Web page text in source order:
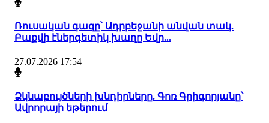
Ռուսական գազը՝ Ադրբեջանի անվան տակ.
Բաքվի էներգետիկ խաղը Եվր...
27.07.2026 17:54
Ձկնաբույծների խնդիրները. Գոռ Գրիգորյանը՝
Ավրորայի եթերում